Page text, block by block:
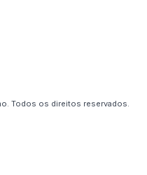
Todos os direitos reservados.